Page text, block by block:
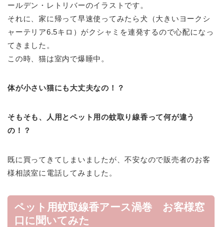
ールデン・レトリバーのイラストです。
それに、家に帰って早速使ってみたら犬（大きいヨークシ
ャーテリア6.5キロ）がクシャミを連発するので心配になっ
てきました。
この時、猫は室内で爆睡中。
体が小さい猫にも大丈夫なの！？
そもそも、人用とペット用の蚊取り線香って何が違う
の！？
既に買ってきてしまいましたが、不安なので販売者のお客
様相談室に電話してみました。
ペット用蚊取線香アース渦巻 お客様窓
口に聞いてみた